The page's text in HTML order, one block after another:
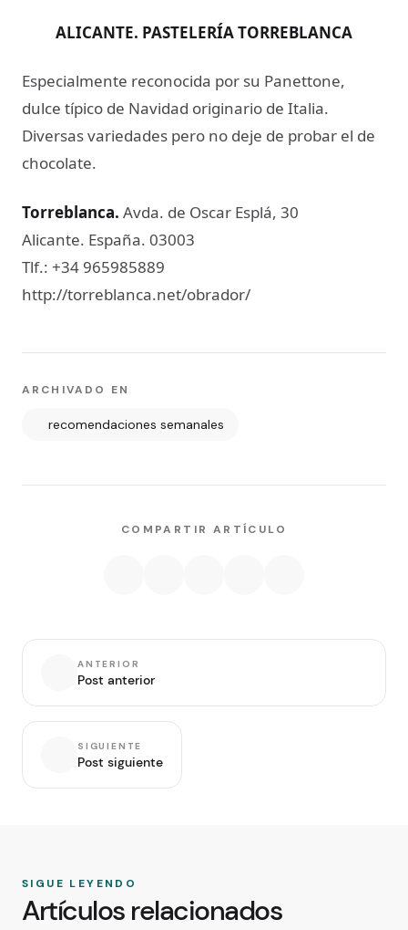
ALICANTE. PASTELERÍA TORREBLANCA
Especialmente reconocida por su Panettone,
dulce típico de Navidad originario de Italia.
Diversas variedades pero no deje de probar el de
chocolate.
Torreblanca. Avda. de Oscar Esplá, 30
Alicante. España. 03003
Tlf.: +34 965985889
http://torreblanca.net/obrador/
ARCHIVADO EN
recomendaciones semanales
COMPARTIR ARTÍCULO
ANTERIOR
Post anterior
SIGUIENTE
Post siguiente
SIGUE LEYENDO
Artículos relacionados